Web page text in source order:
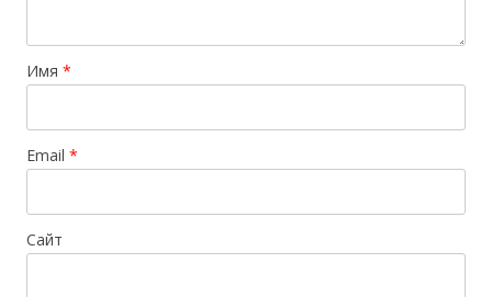
Имя *
Email *
Сайт